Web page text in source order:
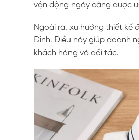
vận động ngày càng được
Ngoài ra, xu hướng thiết kế
Đình. Điều này giúp doanh
khách hàng và đối tác.